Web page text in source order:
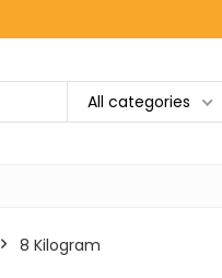
All categories
‎8 Kilogram